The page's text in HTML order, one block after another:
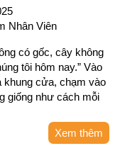
Nhân Viên
có gốc, cây không
tôi hôm nay.” Vào
khung cửa, chạm vào
giống như cách mỗi
Xem thêm